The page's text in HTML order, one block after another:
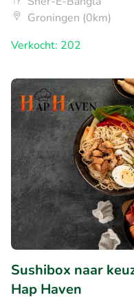
Groningen (0km)
Verkocht: 202
Sushibox naar
Hap Haven